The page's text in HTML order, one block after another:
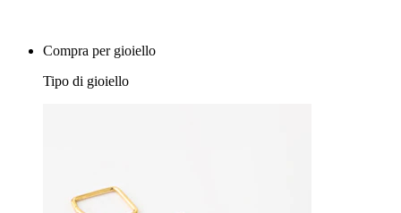
Compra per gioiello
Tipo di gioiello